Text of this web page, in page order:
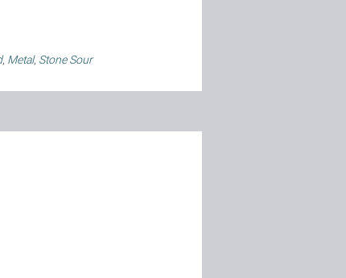
, Metal, Stone Sour